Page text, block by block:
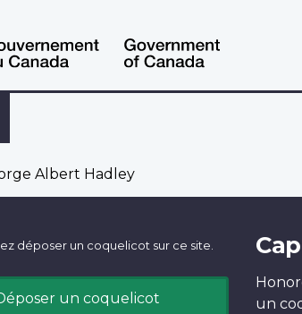
Albert Hadley
déposer un coquelicot sur ce site.
un coquelicot
un